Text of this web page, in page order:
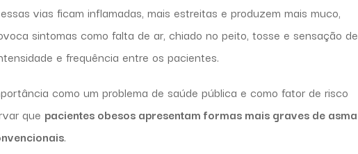
vias ficam inflamadas, mais estreitas e produzem mais muco,
sintomas como falta de ar, chiado no peito, tosse e sensação de
e frequência entre os pacientes.
como um problema de saúde pública e como fator de risco
que pacientes obesos apresentam formas mais graves de asma
.